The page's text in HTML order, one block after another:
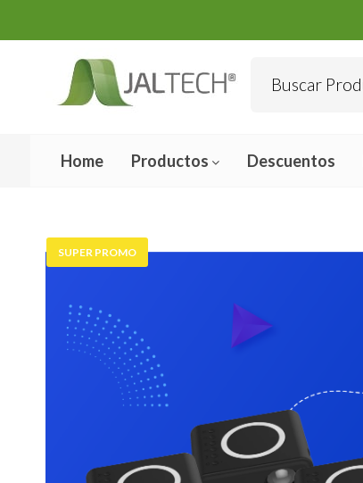
Home Productos Descuentos
SUPER PROMO